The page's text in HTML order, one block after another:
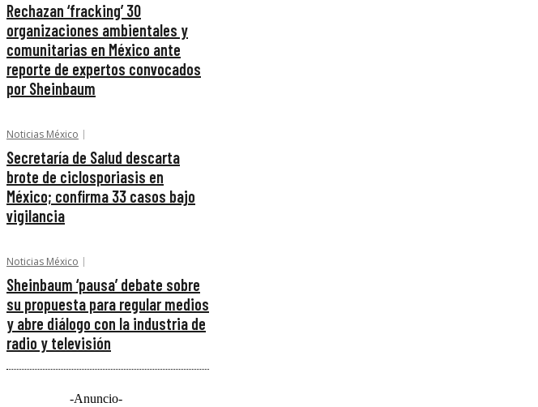
Rechazan ‘fracking’ 30
organizaciones ambientales y
comunitarias en México ante
reporte de expertos convocados
por Sheinbaum
Noticias México
Secretaría de Salud descarta
brote de ciclosporiasis en
México; confirma 33 casos bajo
vigilancia
Noticias México
Sheinbaum ‘pausa’ debate sobre
su propuesta para regular medios
y abre diálogo con la industria de
radio y televisión
-Anuncio-